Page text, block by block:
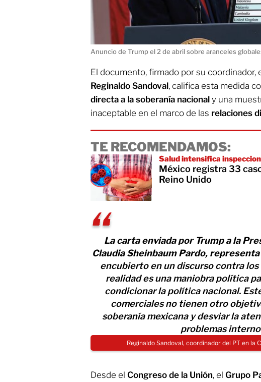
Anuncio de Trump el 2 de abril sobre aranceles
El documento, firmado por su coordinador,
Reginaldo Sandoval, califica esta medida
directa a la soberanía nacional y una
inaceptable en el marco de las relaciones
TE RECOMENDAMOS:
Salud intensifica
México registra 33
Reino Unido
La carta enviada por Trump a la
Claudia Sheinbaum Pardo,
encubierto en un discurso contra
realidad es una maniobra política
condicionar la política nacional.
comerciales no tienen otro
soberanía mexicana y desviar la
problemas
Reginaldo Sandoval, coordinador del PT en la
Desde el Congreso de la Unión, el Grupo